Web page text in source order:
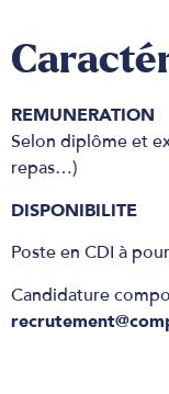
REMUNERATION
Selon diplôme et
repas…)
DISPONIBILITE
Poste en CDI à
Candidature